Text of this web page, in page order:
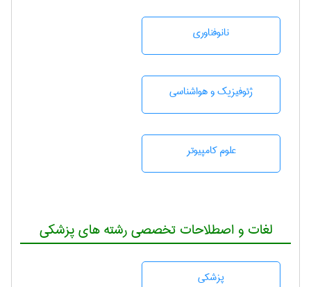
نانوفناوری
ژئوفيزيك و هواشناسی
علوم کامپیوتر
لغات و اصطلاحات تخصصی رشته های پزشکی
پزشكی